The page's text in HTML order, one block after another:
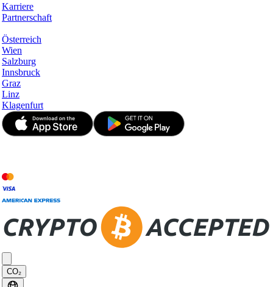
Karriere
Partnerschaft
Österreich
Wien
Salzburg
Innsbruck
Graz
Linz
Klagenfurt
CO₂